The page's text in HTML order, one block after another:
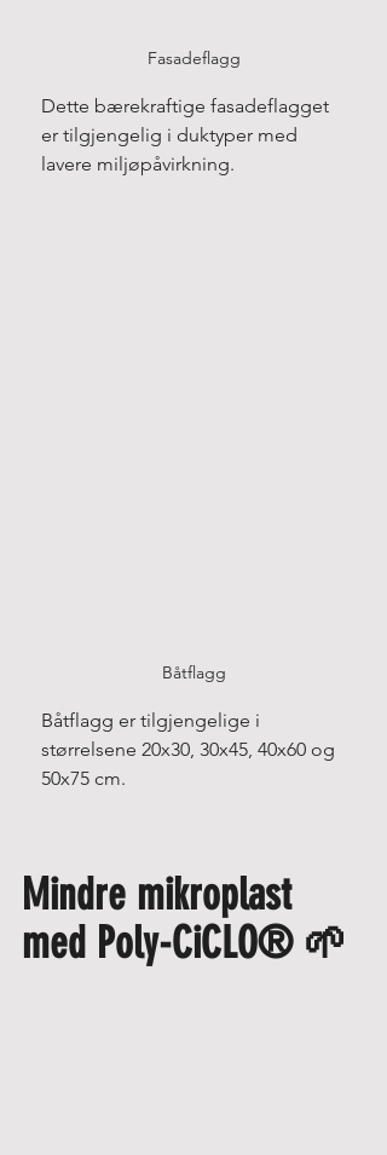
Fasadeflagg
Dette bærekraftige fasadeflagget
er tilgjengelig i duktyper med
lavere miljøpåvirkning.
Båtflagg
Båtflagg er tilgjengelige i
størrelsene 20x30, 30x45, 40x60 og
50x75 cm.
Mindre mikroplast
med Poly-CiCLO® 🌱